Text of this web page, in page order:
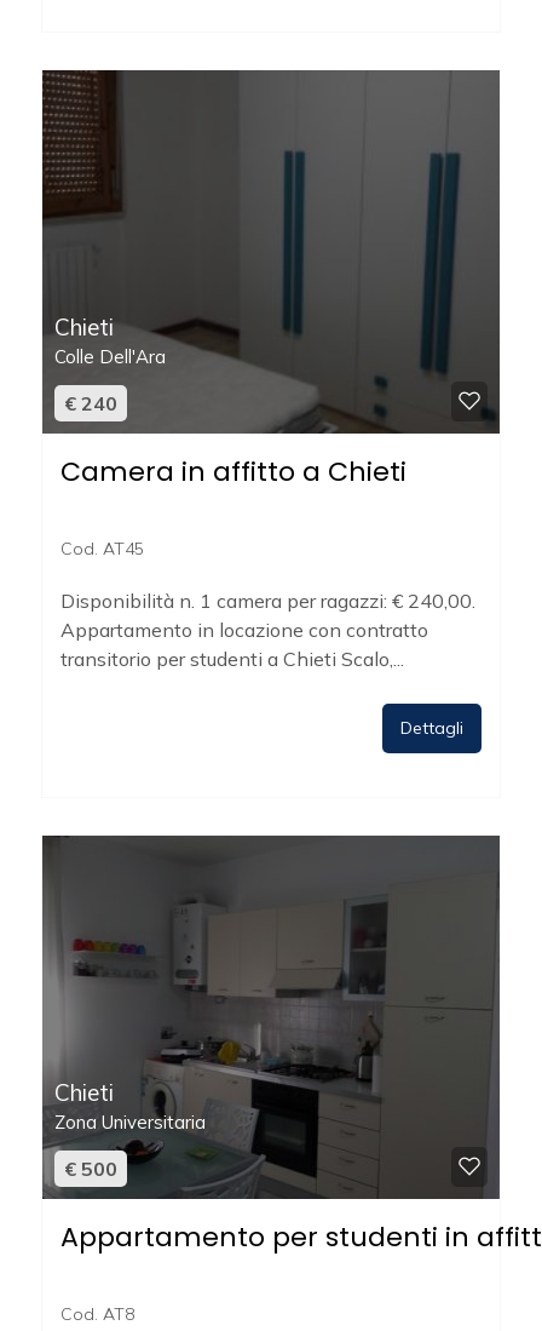
Chieti
Colle Dell'Ara
€ 240
Camera in affitto a Chieti
Cod. AT45
Disponibilità n. 1 camera per ragazzi: € 240,00.
Appartamento in locazione con contratto
transitorio per studenti a Chieti Scalo,...
Dettagli
Chieti
Zona Universitaria
€ 500
Appartamento per studenti in
Cod. AT8
3
4
5+
Camere
minime
2
multiscelta
Giardino
Posto auto/Box
Balcone/Terrazzo